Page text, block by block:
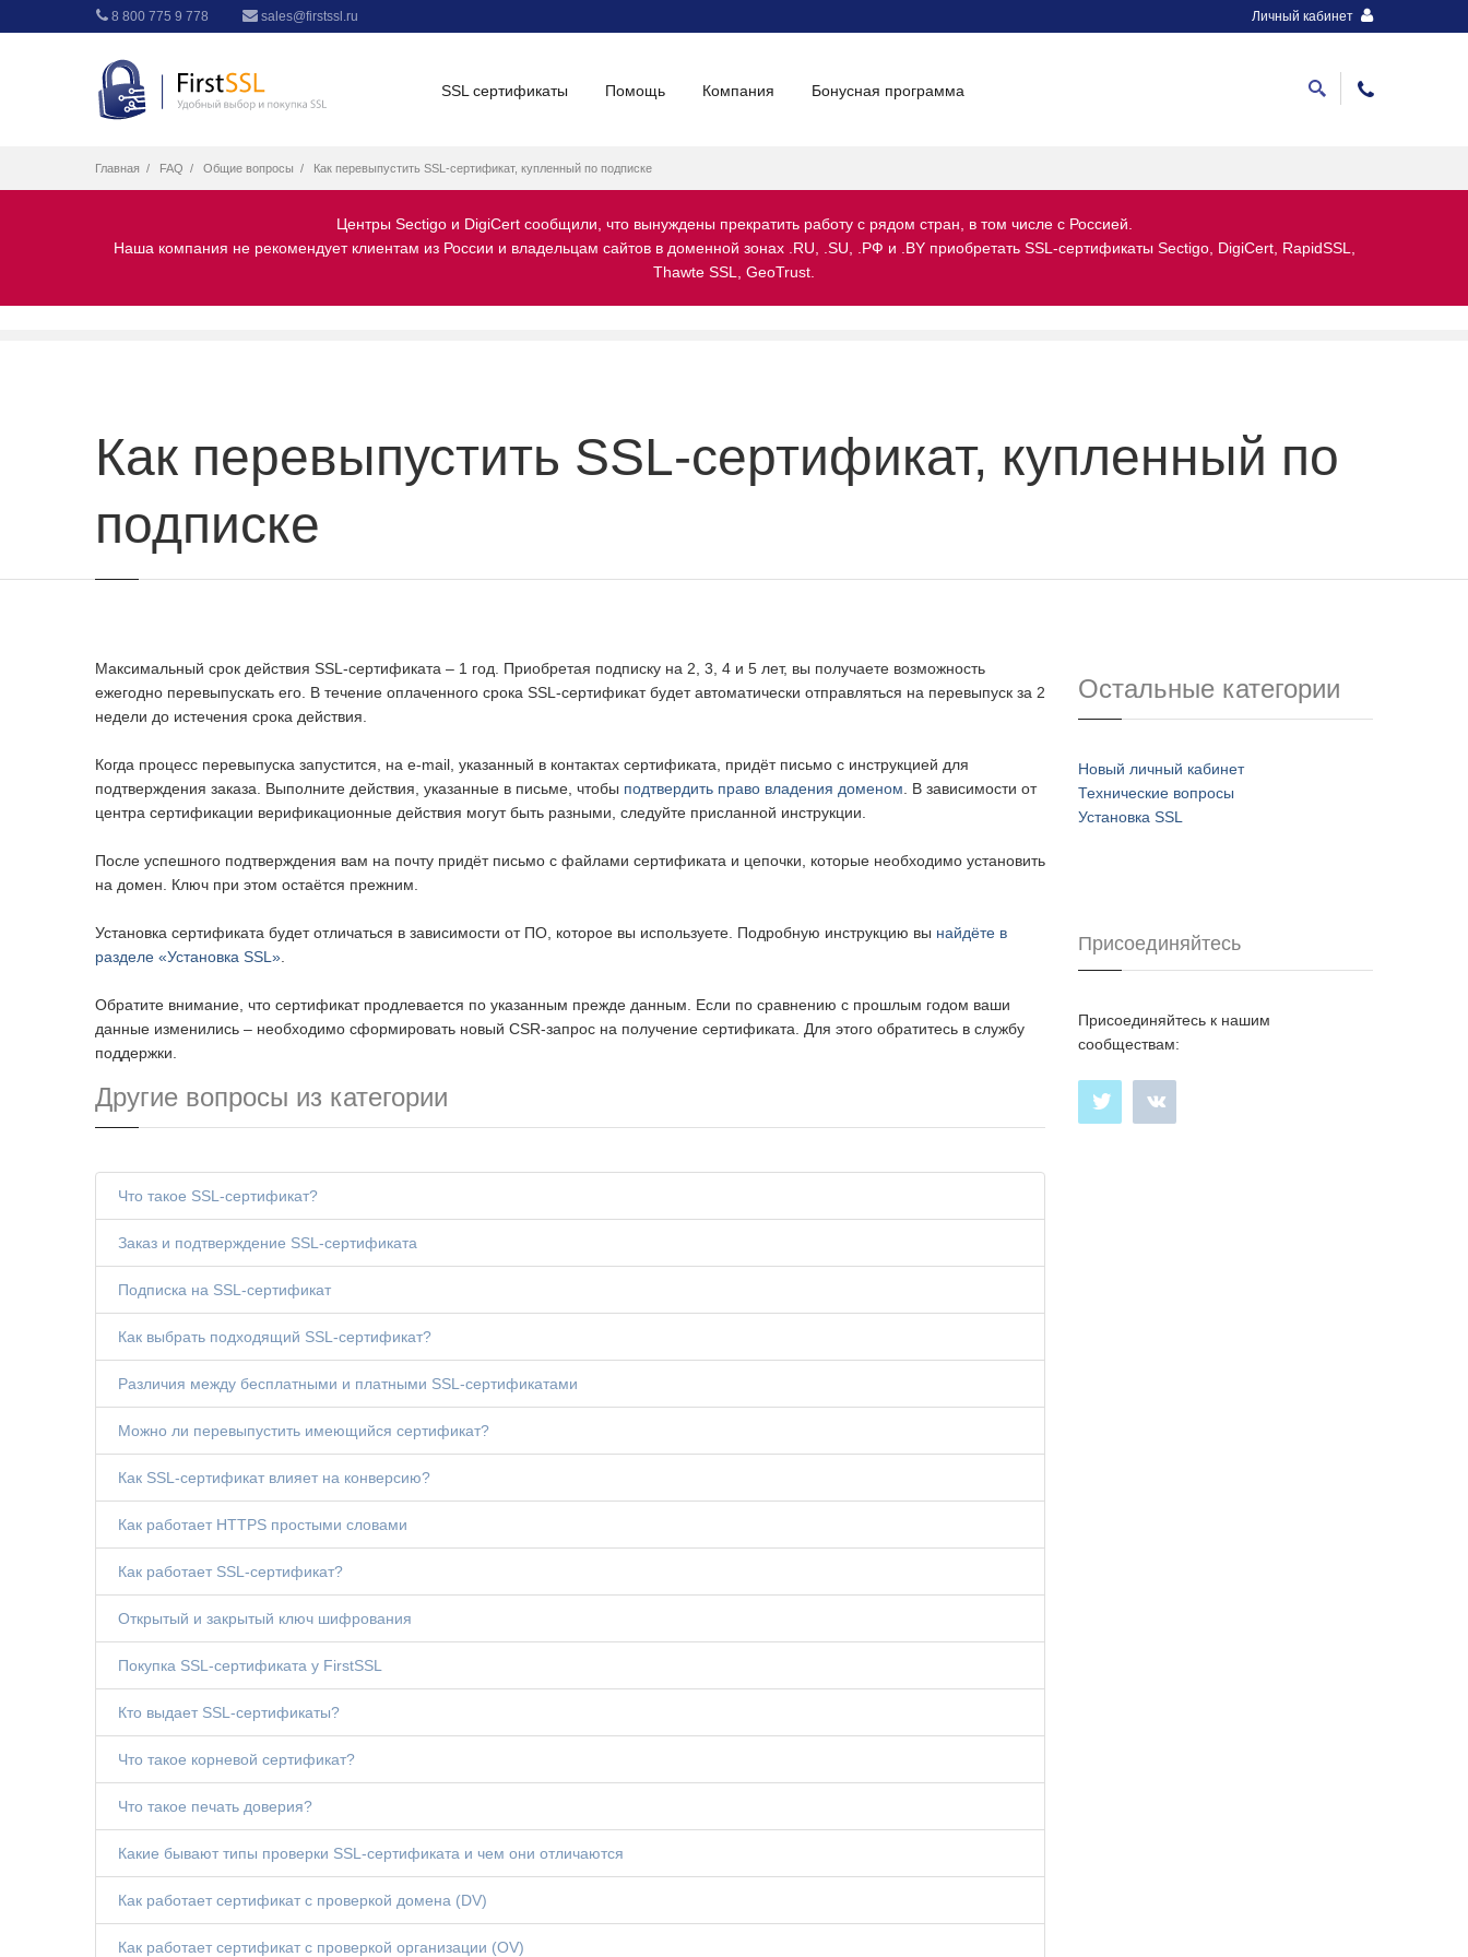
8 800 775 9 778 sales@firstssl.ru Личный кабинет
SSL сертификаты Помощь Компания Бонусная программа
Главная FAQ Общие вопросы Как перевыпустить SSL-сертификат, купленный по подписке
Центры Sectigo и DigiCert сообщили, что вынуждены прекратить работу с рядом стран, в том числе с Россией.
Наша компания не рекомендует клиентам из России и владельцам сайтов в доменной зонах .RU, .SU, .РФ и .BY приобретать SSL-сертификаты Sectigo, DigiCert, RapidSSL,
Thawte SSL, GeoTrust.
Как перевыпустить SSL-сертификат, купленный по
подписке
Максимальный срок действия SSL-сертификата – 1 год. Приобретая подписку на 2, 3, 4 и 5 лет, вы получаете возможность
ежегодно перевыпускать его. В течение оплаченного срока SSL-сертификат будет автоматически отправляться на перевыпуск за 2
недели до истечения срока действия.
Когда процесс перевыпуска запустится, на e-mail, указанный в контактах сертификата, придёт письмо с инструкцией для
подтверждения заказа. Выполните действия, указанные в письме, чтобы подтвердить право владения доменом . В зависимости от
центра сертификации верификационные действия могут быть разными, следуйте присланной инструкции.
После успешного подтверждения вам на почту придёт письмо с файлами сертификата и цепочки, которые необходимо установить
на домен. Ключ при этом остаётся прежним.
Установка сертификата будет отличаться в зависимости от ПО, которое вы используете. Подробную инструкцию вы найдёте в
разделе «Установка SSL»
Обратите внимание, что сертификат продлевается по указанным прежде данным. Если по сравнению с прошлым годом ваши
данные изменились – необходимо сформировать новый CSR-запрос на получение сертификата. Для этого обратитесь в службу
поддержки.
Другие вопросы из категории
Что такое SSL-сертификат?
Заказ и подтверждение SSL-сертификата
Подписка на SSL-сертификат
Как выбрать подходящий SSL-сертификат?
Различия между бесплатными и платными SSL-сертификатами
Можно ли перевыпустить имеющийся сертификат?
Как SSL-сертификат влияет на конверсию?
Как работает HTTPS простыми словами
Как работает SSL-сертификат?
Открытый и закрытый ключ шифрования
Покупка SSL-сертификата у FirstSSL
Кто выдает SSL-сертификаты?
Что такое корневой сертификат?
Что такое печать доверия?
Какие бывают типы проверки SSL-сертификата и чем они отличаются
Как работает сертификат с проверкой домена (DV)
Как работает сертификат с проверкой организации (OV)
Остальные категории
Новый личный кабинет
Технические вопросы
Установка SSL
Присоединяйтесь
Присоединяйтесь к нашим
сообществам: